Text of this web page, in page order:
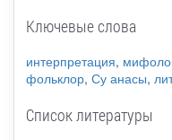
Ключевые слова
интерпретация,
фольклор, Су анасы,
Список литературы